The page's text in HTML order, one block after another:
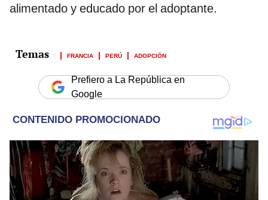
alimentado y educado por el adoptante.
FRANCIA PERÚ ADOPCIÓN
Prefiero a La República en
Google